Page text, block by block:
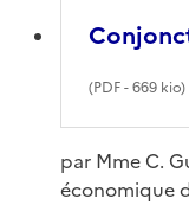
(PDF- 669 kio)
par Mme C.
économique